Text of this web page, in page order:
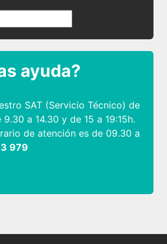
ayuda?
SAT (Servicio Técnico) de
a 14.30 y de 15 a 19:15h.
de atención es de 09.30 a
979